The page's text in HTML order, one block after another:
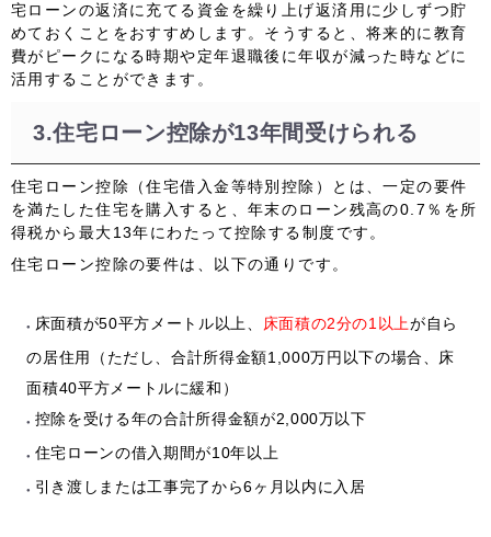
宅ローンの返済に充てる資金を繰り上げ返済用に少しずつ貯
めておくことをおすすめします。そうすると、将来的に教育
費がピークになる時期や定年退職後に年収が減った時などに
活用することができます。
3.住宅ローン控除が13年間受けられる
住宅ローン控除（住宅借入金等特別控除）とは、一定の要件
を満たした住宅を購入すると、年末のローン残高の0.7％を所
得税から最大13年にわたって控除する制度です。
住宅ローン控除の要件は、以下の通りです。
床面積が50平方メートル以上 床面積の2分の1以上が自ら
の居住用（ただし、合計所得金額1,000万円以下の場合、床
面積40平方メートルに緩和 ）
控除を受ける年の合計所得金額が2,000万以下
住宅ローンの借入期間が10年以上
引き渡しまたは工事完了から6ヶ月以内に入居